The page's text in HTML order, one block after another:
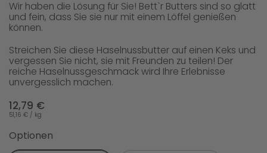
Wir haben die Lösung für Sie! Bett`r Butters sind so glatt
und fein, dass Sie sie nur mit einem Löffel genießen
können.
Streichen Sie diese Haselnussbutter auf einen Keks und
vergessen Sie nicht, sie mit Freunden zu teilen! Der
reiche Haselnussgeschmack wird Ihre Erlebnisse
unvergesslich machen.
12,79 €
51,16 € / kg
Optionen